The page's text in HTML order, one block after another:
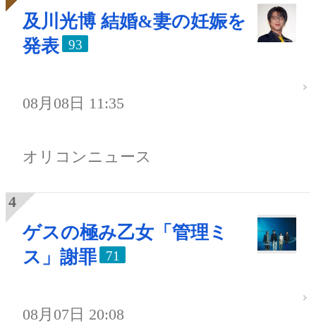
及川光博 結婚&妻の妊娠を
発表
93
08月08日 11:35
オリコンニュース
ゲスの極み乙女「管理ミ
ス」謝罪
71
08月07日 20:08